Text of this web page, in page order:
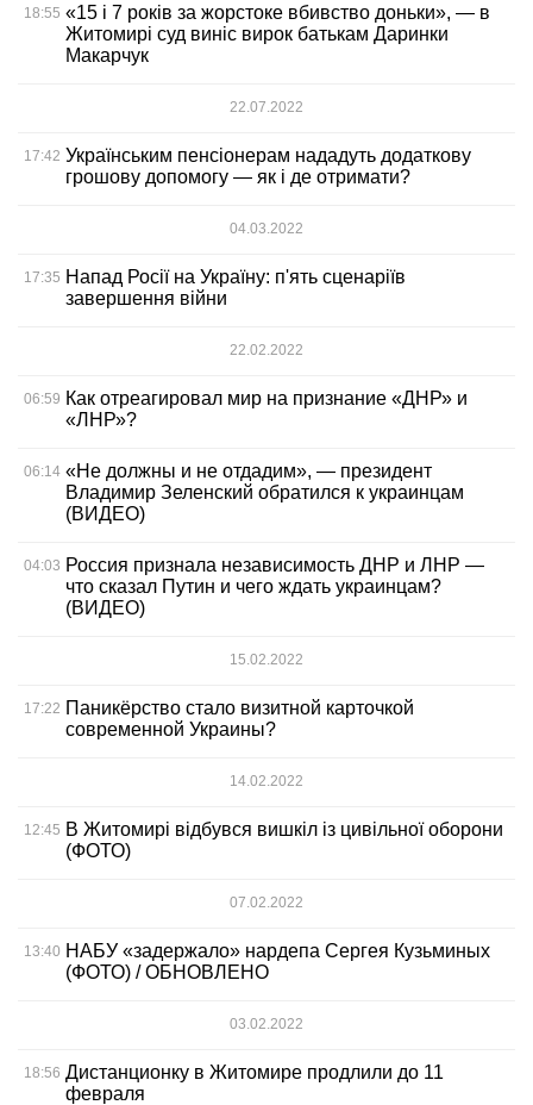
18:55 «15 і 7 років за жорстоке вбивство доньки», — в
Житомирі суд виніс вирок батькам Даринки
Макарчук
22.07.2022
17:42 Українським пенсіонерам нададуть додаткову
грошову допомогу — як і де отримати?
04.03.2022
17:35 Напад Росії на Україну: п'ять сценаріїв
завершення війни
22.02.2022
06:59 Как отреагировал мир на признание «ДНР» и
«ЛНР»?
06:14 «Не должны и не отдадим», — президент
Владимир Зеленский обратился к украинцам
(ВИДЕО)
04:03 Россия признала независимость ДНР и ЛНР —
что сказал Путин и чего ждать украинцам?
(ВИДЕО)
15.02.2022
17:22 Паникёрство стало визитной карточкой
современной Украины?
14.02.2022
12:45 В Житомирі відбувся вишкіл із цивільної оборони
(ФОТО)
07.02.2022
13:40 НАБУ «задержало» нардепа Сергея Кузьминых
(ФОТО) / ОБНОВЛЕНО
03.02.2022
18:56 Дистанционку в Житомире продлили до 11
февраля